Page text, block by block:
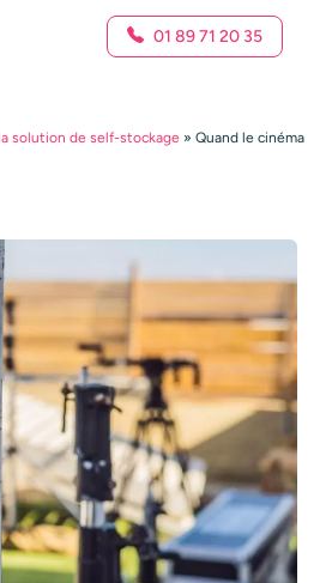
01 89 71 20 35
solution de self-stockage » Quand le cinéma